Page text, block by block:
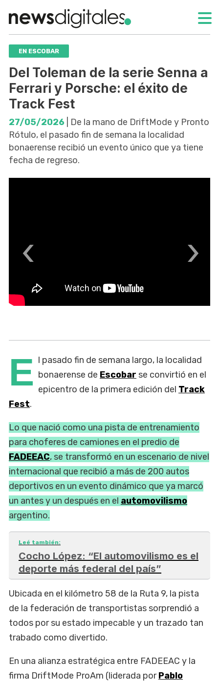
EN ESCOBAR
Del Toleman de la serie Senna a
Ferrari y Porsche: el éxito de
Track Fest
27/05/2026 | De la mano de DriftMode y Pronto
Rótulo, el pasado fin de semana la localidad
bonaerense recibió un evento único que ya tiene
fecha de regreso.
‹ ›
E l pasado fin de semana largo, la localidad
bonaerense de Escobar se convirtió en el
epicentro de la primera edición del Track
Fest.
Lo que nació como una pista de entrenamiento
para choferes de camiones en el predio de
FADEEAC, se transformó en un escenario de nivel
internacional que recibió a más de 200 autos
deportivos en un evento dinámico que ya marcó
un antes y un después en el automovilismo
argentino.
Leé también:
Cocho López: “El automovilismo es el
deporte más federal del país”
Ubicada en el kilómetro 58 de la Ruta 9, la pista
de la federación de transportistas sorprendió a
todos por su estado impecable y un trazado tan
trabado como divertido.
En una alianza estratégica entre FADEEAC y la
firma DriftMode ProAm (liderada porPablo